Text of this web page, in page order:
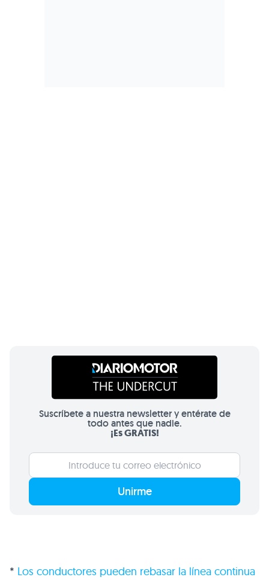
Suscríbete a nuestra newsletter y entérate de
todo antes que nadie.
¡Es GRATIS!
Unirme
* Los conductores pueden rebasar la línea continua